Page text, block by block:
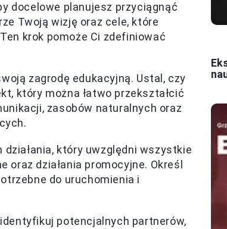
docelowe planujesz przyciągnąć
Twoją wizję oraz cele, które
krok pomoże Ci zdefiniować
zagrodę edukacyjną. Ustal, czy
który można łatwo przekształcić
zasobów naturalnych oraz
działania, który uwzględni wszystkie
działania promocyjne. Określ
do uruchomienia i
potencjalnych partnerów,